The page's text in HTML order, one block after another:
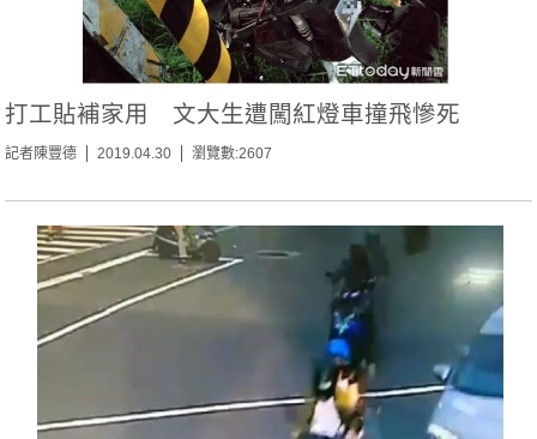
打工貼補家用 文大生遭闖紅燈車撞飛慘死
記者陳豐德 2019.04.30 瀏覽數:2607